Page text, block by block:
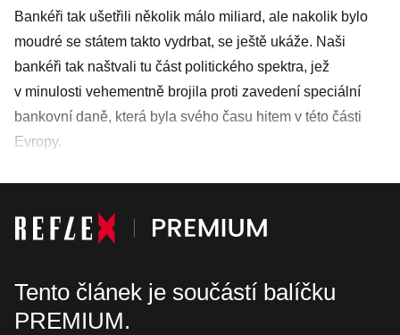
Bankéři tak ušetřili několik málo miliard, ale nakolik bylo
moudré se státem takto vydrbat, se ještě ukáže. Naši
bankéři tak naštvali tu část politického spektra, jež
v minulosti vehementně brojila proti zavedení speciální
bankovní daně, která byla svého času hitem v této části
Evropy.
Tento článek je součástí balíčku
PREMIUM.